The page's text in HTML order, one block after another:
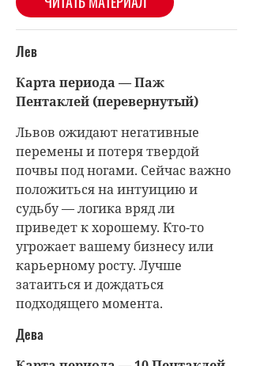
Лев
Карта периода — Паж
Пентаклей (перевернутый)
Львов ожидают негативные
перемены и потеря твердой
почвы под ногами. Сейчас важно
положиться на интуицию и
судьбу — логика вряд ли
приведет к хорошему. Кто-то
угрожает вашему бизнесу или
карьерному росту. Лучше
затаиться и дождаться
подходящего момента.
Дева